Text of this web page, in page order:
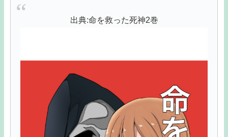
出典:命を救った死神2巻